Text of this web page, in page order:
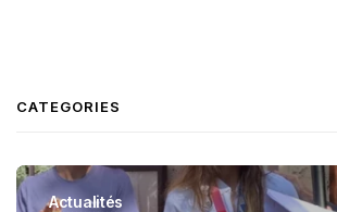
CATEGORIES
Actualités